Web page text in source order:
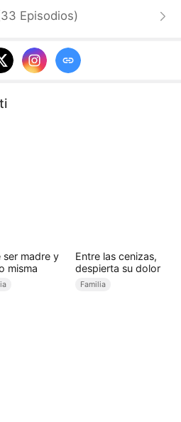
una y otra vez, Luna pierde
33 Episodios)
ser madre y
misma
Entre las cenizas,
despierta su dolor
Familia